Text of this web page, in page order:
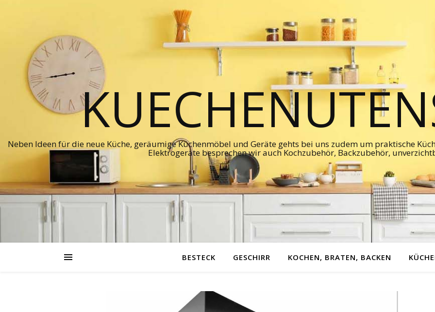
Neben Ideen für die neue Küche, geräumige Küchenmöbel und Geräte gehts bei uns zudem um praktische
Elektrogeräte besprechen wir auch Kochzubehör, Backzubehör,
BESTECK GESCHIRR KOCHEN, BRATEN, BACKEN